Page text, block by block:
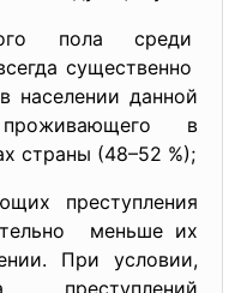
пола среди
существенно
населении данной
в
страны (48–52 %);
преступления
меньше их
При условии,